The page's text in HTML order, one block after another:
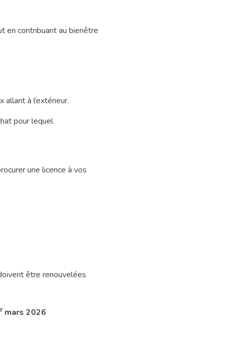
en contribuant au bienêtre
à l’extérieur.
pour lequel
une licence à vos
être renouvelées
mars 2026